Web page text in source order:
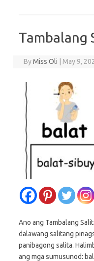
Tambalang
ByMiss Oli May 9,
Ano ang Tambalang
dalawang salitang
panibagong salita.
ang mga sumusunod: